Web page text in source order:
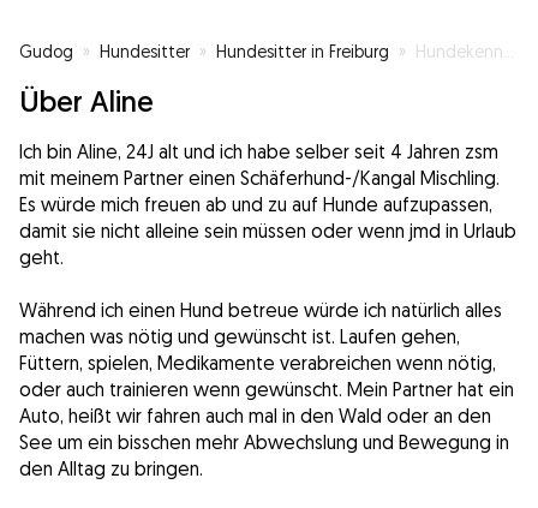
Gudog » Hundesitter » Hundesitter in Freiburg » Hundekennerin
Über Aline
Ich bin Aline, 24J alt und ich habe selber seit 4 Jahren zsm
mit meinem Partner einen Schäferhund-/Kangal Mischling.
Es würde mich freuen ab und zu auf Hunde aufzupassen,
damit sie nicht alleine sein müssen oder wenn jmd in Urlaub
geht.
Während ich einen Hund betreue würde ich natürlich alles
machen was nötig und gewünscht ist. Laufen gehen,
Füttern, spielen, Medikamente verabreichen wenn nötig,
oder auch trainieren wenn gewünscht. Mein Partner hat ein
Auto, heißt wir fahren auch mal in den Wald oder an den
See um ein bisschen mehr Abwechslung und Bewegung in
den Alltag zu bringen.